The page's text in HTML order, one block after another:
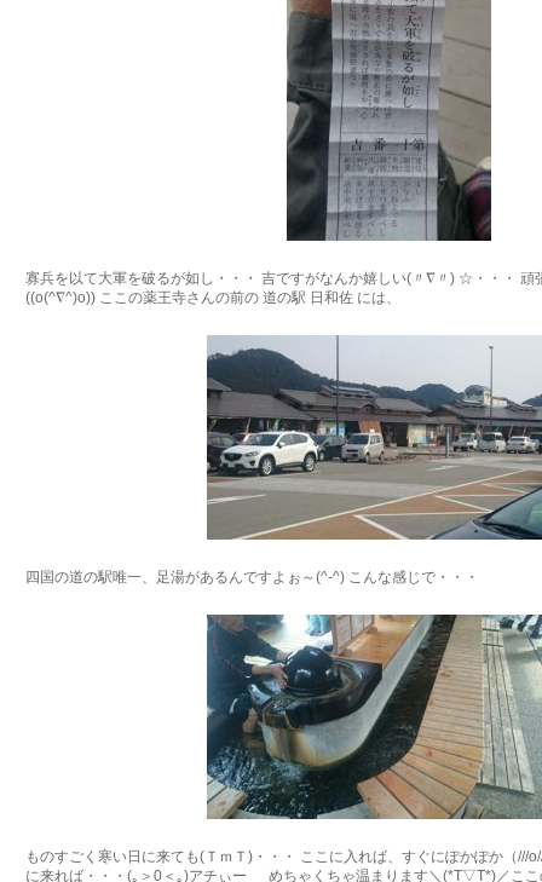
寡兵を以て大軍を破るが如し・・・ 吉ですがなんか嬉しい(〃∇〃) ☆・・・ 頑
((o(^∇^)o)) ここの薬王寺さんの前の 道の駅 日和佐 には、
四国の道の駅唯一、足湯があるんですよぉ～(^-^) こんな感じで・・・
ものすごく寒い日に来ても(ＴｍＴ)・・・ ここに入れば、すぐにぽかぽか（///
に来れば・・・(｡＞0＜｡)アチぃー めちゃくちゃ温まります＼(*T▽T*)／ここ